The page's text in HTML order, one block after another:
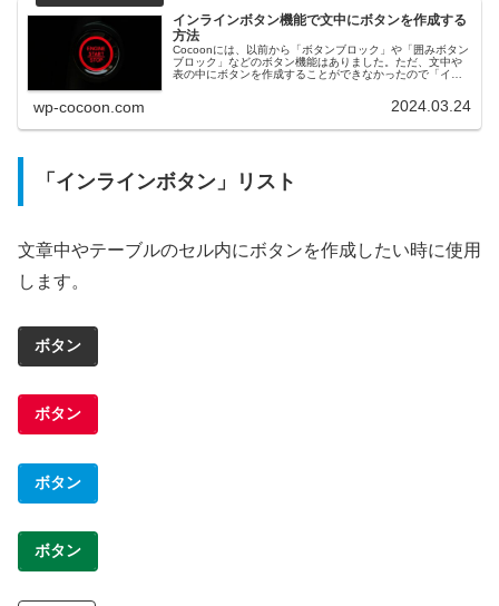
インラインボタン機能で文中にボタンを作成する
方法
Cocoonには、以前から「ボタンブロック」や「囲みボタン
ブロック」などのボタン機能はありました。ただ、文中や
表の中にボタンを作成することができなかったので「イン
wp-cocoon.com 2024.03.24
「インラインボタン」リスト
文章中やテーブルのセル内にボタンを作成したい時に使用
します。
ボタン
ボタン
ボタン
ボタン